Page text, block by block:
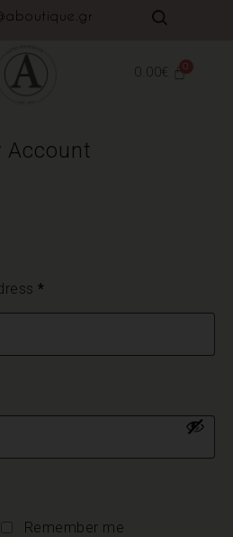
0.00€
Account
*
Remember me